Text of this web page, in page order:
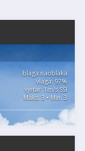
blaga naoblaka
vlaga: 97%
vjetar: 1m/s SSI
Maks. 3 • Min. 3